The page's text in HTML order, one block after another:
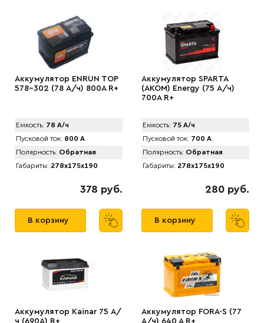
Аккумулятор ENRUN TOP
578-302 (78 А/ч) 800A R+
Емкость: 78 А/ч
Пусковой ток: 800 А
Полярность: Обратная
Габариты: 278x175x190
378 руб.
В корзину
Аккумулятор SPARTA
(АKOM) Energy (75 А/ч)
700A R+
Емкость: 75 А/ч
Пусковой ток: 700 А
Полярность: Обратная
Габариты: 278x175x190
280 руб.
В корзину
Аккумулятор Kainar 75 А/
ч (690A) R+
Аккумулятор FORA-S (77
А/ч) 640 A R+